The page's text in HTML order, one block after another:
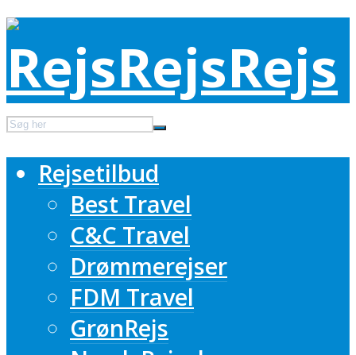
Rejsetilbud
Best Travel
C&C Travel
Drømmerejser
FDM Travel
GrønRejs